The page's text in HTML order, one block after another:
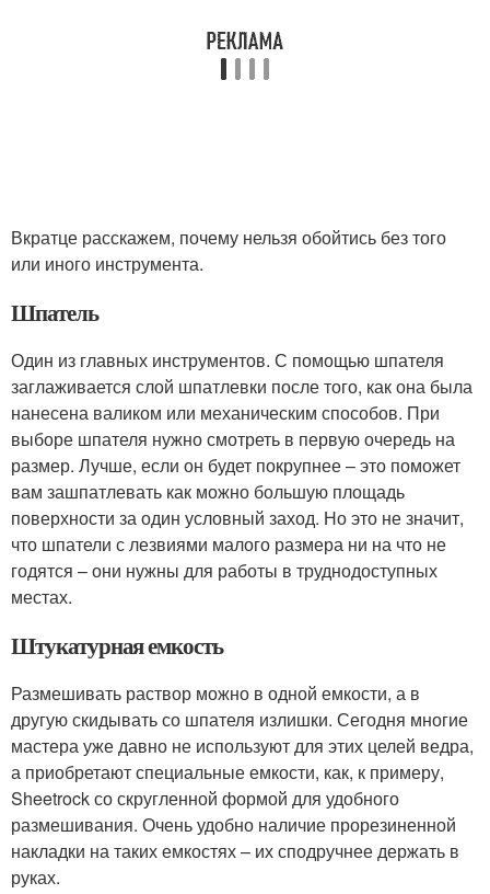
Вкратце расскажем, почему нельзя обойтись без того
или иного инструмента.
Шпатель
Один из главных инструментов. С помощью шпателя
заглаживается слой шпатлевки после того, как она была
нанесена валиком или механическим способов. При
выборе шпателя нужно смотреть в первую очередь на
размер. Лучше, если он будет покрупнее – это поможет
вам зашпатлевать как можно большую площадь
поверхности за один условный заход. Но это не значит,
что шпатели с лезвиями малого размера ни на что не
годятся – они нужны для работы в труднодоступных
местах.
Штукатурная емкость
Размешивать раствор можно в одной емкости, а в
другую скидывать со шпателя излишки. Сегодня многие
мастера уже давно не используют для этих целей ведра,
а приобретают специальные емкости, как, к примеру,
Sheetrock со скругленной формой для удобного
размешивания. Очень удобно наличие прорезиненной
накладки на таких емкостях – их сподручнее держать в
руках.